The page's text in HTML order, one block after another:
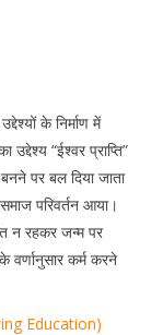
के निर्माण में
उद्देश्य “ईश्वर प्राप्ति”
पर बल दिया जाता
परिवर्तन आया।
न रहकर जन्म पर
वर्णानुसार कर्म करने
Education)